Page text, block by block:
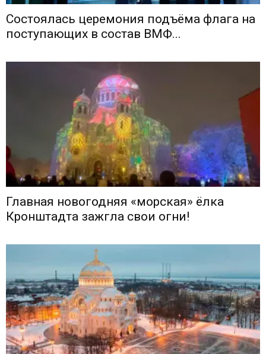
Состоялась церемония подъёма флага на
поступающих в состав ВМФ...
Главная новогодняя «морская» ёлка
Кронштадта зажгла свои огни!